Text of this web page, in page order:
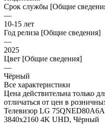
Срок службы [Общие
—
10-15 лет
Год релиза [Общие сведения]
—
2025
Цвет [Общие сведения]
—
Чёрный
Все характеристики
Цена действительна только
отличаться от цен в
Телевизор LG
3840x2160 4K UHD, Чёрный